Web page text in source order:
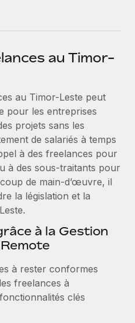
sur les RH à
présélection des
sur les risques en
informatiques
de manière flexible
de partenariat
automatisations assistées par
de l'IA, a développé
Remote
des infrastructures open
les talents
au Timor-
au Timor-Leste peut
pour les entreprises
projets sans les
de salariés à temps
à des freelances pour
à des sous-traitants pour
de main-d’œuvre, il
la législation et la
à la Gestion
à rester conformes
freelances à
clés